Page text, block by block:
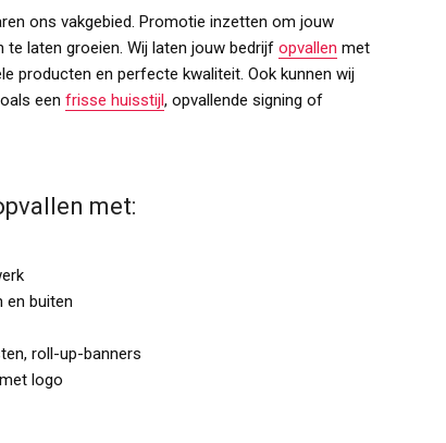
ons vakgebied. Promotie inzetten om jouw
laten groeien. Wij laten jouw bedrijf opvallen met
producten en perfecte kwaliteit. Ook kunnen wij
een frisse huisstijl, opvallende signing of
met:
en buiten
roll-up-banners
logo